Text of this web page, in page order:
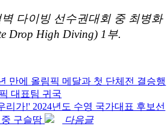
벽 다이빙 선수권대회 중 최병화
Drop High Diving) 1 부.
만에 올림픽 메달과 첫 단체전 결승행
대표팀 귀국
리가!' 2024년도 수영 국가대표 후보선
구슬땀
다음글